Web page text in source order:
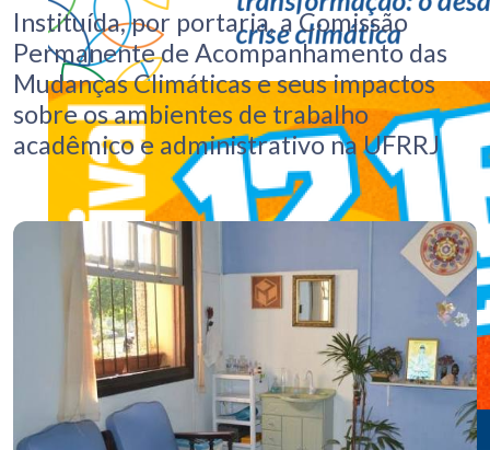
Instituída, por portaria, a Comissão
Permanente de Acompanhamento das
Mudanças Climáticas e seus impactos
sobre os ambientes de trabalho
acadêmico e administrativo na UFRRJ